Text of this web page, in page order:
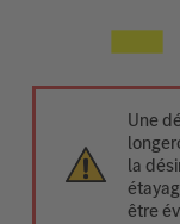
Une
la
être